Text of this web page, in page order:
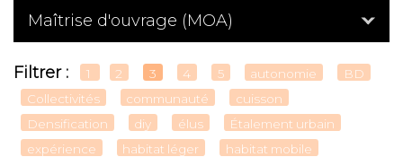
Maîtrise d'ouvrage (MOA)
Filtrer : 1 2 3 4 5 autonomie
BD
Collectivités
communauté
cuisson
Densification
diy élus
Étalement urbain
expérience
habitat léger
habitat mobile